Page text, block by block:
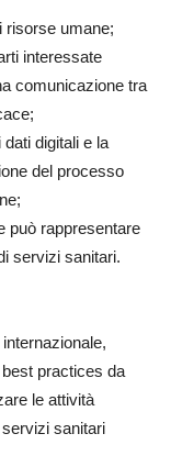
risorse umane;
interessate
comunicazione tra
digitali e la
del processo
può rappresentare
servizi sanitari.
practices da
le attività
sanitari